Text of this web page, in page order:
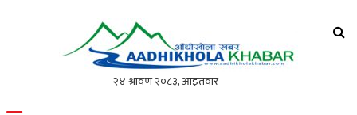
मोफसलकै लोकप्रिय अनलाइन पत्रिका